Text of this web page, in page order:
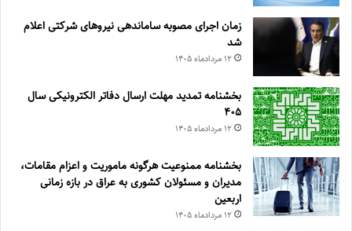
زمان اجرای مصوبه ساماندهی نیروهای شرکتی اعلام
شد
۱۲ مرداد‌ماه ۱۴۰۵
بخشنامه تمدید مهلت ارسال دفاتر الکترونیکی سال
۴۰۵
۱۲ مرداد‌ماه ۱۴۰۵
بخشنامه ممنوعیت هرگونه ماموریت و اعزام مقامات،
مدیران و مسئولان کشوری به عراق در بازه زمانی
اربعین
۱۲ مرداد‌ماه ۱۴۰۵